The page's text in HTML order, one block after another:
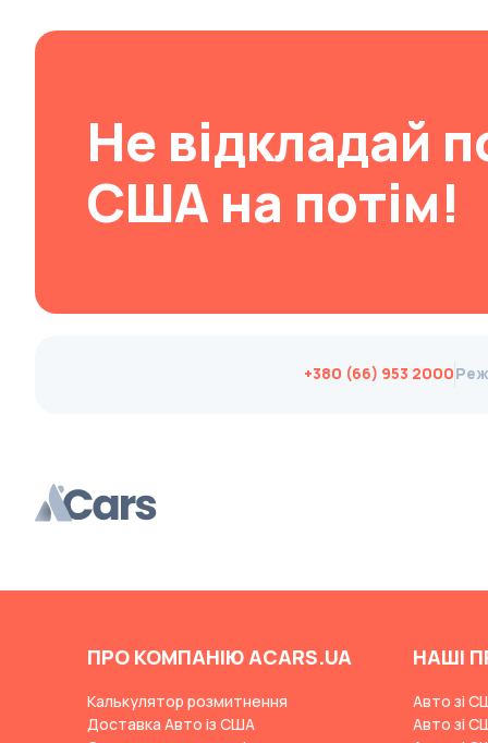
Bio auto
Bitter
BMW
Brilliance
Buick
Carbodies
Caterham
Не відкладай
США на потім!
+380 (66) 953 2000
ПРО КОМПАНІЮ ACARS.UA
Калькулятор розмитнення
Доставка Авто із США
НАШІ
Авто зі
Авто зі